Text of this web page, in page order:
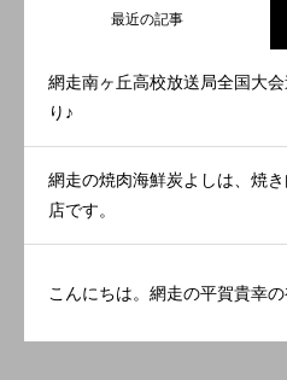
最近の記事
網走南ヶ丘高校放送局全国大
り♪
網走の焼肉海鮮炭よしは、焼
店です。
こんにちは。網走の平賀貴幸の